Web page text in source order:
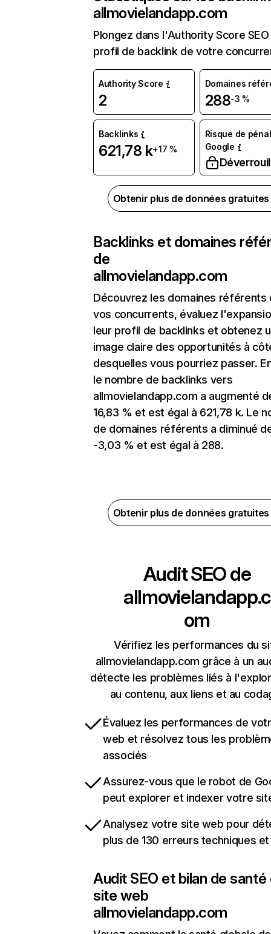
allmovielandapp.com
Plongez dans l'Authority Score
profil de backlink de votre
Authority Score
2
Domaines
288-3 %
Backlinks
621,78 k+17 %
Risque de
Google
Obtenir plus de données
Backlinks et domaines
de
allmovielandapp.com
Découvrez les domaines référents
vos concurrents, évaluez
leur profil de backlinks et obtenez
image claire des opportunités à
desquelles vous pourriez passer.
le nombre de backlinks vers
allmovielandapp.com a augmenté
16,83 % et est égal à 621,78 k. Le
de domaines référents a diminué
-3,03 % et est égal à 288.
Obtenir plus de données
Audit SEO de
allmovielandapp.c
om
Vérifiez les performances du
allmovielandapp.com grâce à un
détecte les problèmes liés à
au contenu, aux liens et au
Évaluez les performances de
web et résolvez tous les
associés
Assurez-vous que le robot de
peut explorer et indexer votre
Analysez votre site web pour
plus de 130 erreurs techniques et
Audit SEO et bilan de santé
site web
allmovielandapp.com